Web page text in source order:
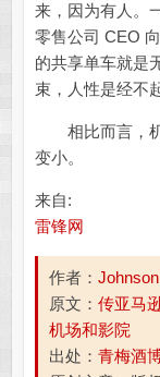
来，因为有人。
零售公司 CEO
的共享单车就是
束，人性是经不
相比而言，机
变小。
来自:
雷锋网
作者： Johnson
原文： 传亚马
机场和影院
出处： 青梅酒